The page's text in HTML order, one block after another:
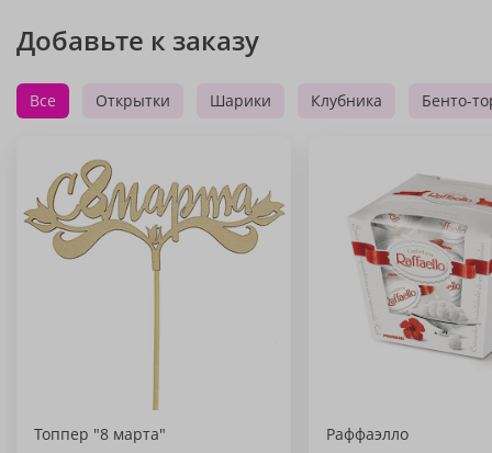
Добавьте к заказу
Все Открытки Шарики Клубника Бенто-
Топпер "8 марта" Раффаэлло